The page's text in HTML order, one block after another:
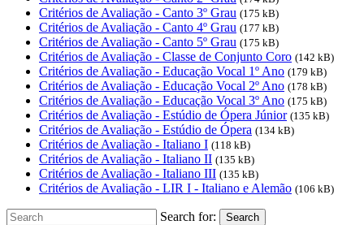
Critérios de Avaliação - Canto 3º Grau (175 kB)
Critérios de Avaliação - Canto 4º Grau (177 kB)
Critérios de Avaliação - Canto 5º Grau (175 kB)
Critérios de Avaliação - Classe de Conjunto Coro (142 kB)
Critérios de Avaliação - Educação Vocal 1º Ano (179 kB)
Critérios de Avaliação - Educação Vocal 2º Ano (178 kB)
Critérios de Avaliação - Educação Vocal 3º Ano (175 kB)
Critérios de Avaliação - Estúdio de Ópera Júnior (135 kB)
Critérios de Avaliação - Estúdio de Ópera (134 kB)
Critérios de Avaliação - Italiano I (118 kB)
Critérios de Avaliação - Italiano II (135 kB)
Critérios de Avaliação - Italiano III (135 kB)
Critérios de Avaliação - LIR I - Italiano e Alemão (106 kB)
Search for: Search